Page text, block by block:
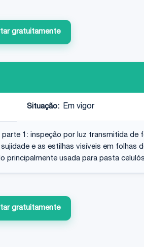
gratuitamente
Situação: Em vigor
1: inspeção por luz transmitida de
e as estilhas visíveis em folhas
usada para pasta
gratuitamente